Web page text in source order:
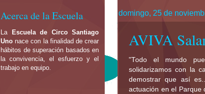
domingo, 25 de
AVIVA
"Todo el mundo
solidarizamos con la
demostrar que así
actuación en el Parque
Acerca de la Escuela
La
Escuela de Circo Santiago
Uno nace con la finalidad de crear
hábitos de superación basados en
la convivencia, el esfuerzo y el
trabajo en equipo.